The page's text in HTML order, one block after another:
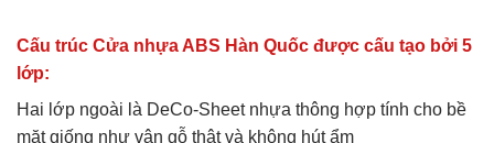
Cấu trúc Cửa nhựa ABS Hàn Quốc được cấu tạo bởi 5
lớp:
Hai lớp ngoài là DeCo-Sheet nhựa thông hợp tính cho bề
mặt giống như vân gỗ thật và không hút ẩm